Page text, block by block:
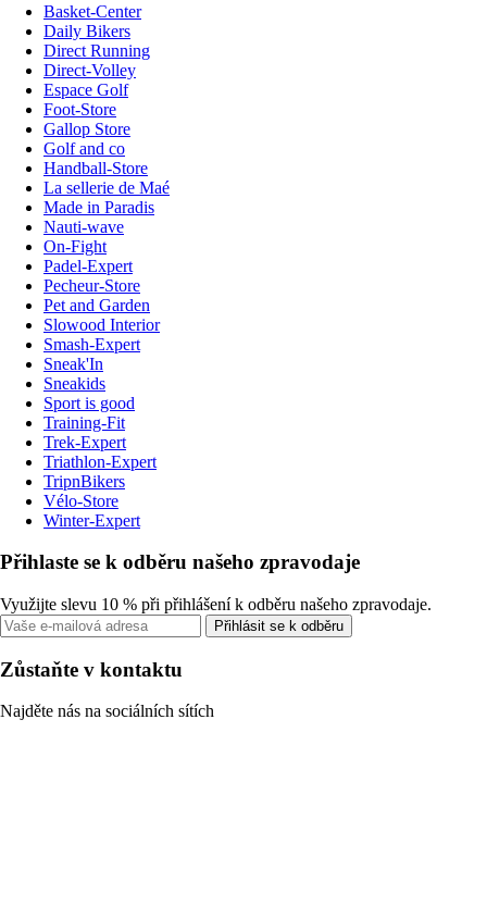
Basket-Center
Daily Bikers
Direct Running
Direct-Volley
Espace Golf
Foot-Store
Gallop Store
Golf and co
Handball-Store
La sellerie de Maé
Made in Paradis
Nauti-wave
On-Fight
Padel-Expert
Pecheur-Store
Pet and Garden
Slowood Interior
Smash-Expert
Sneak'In
Sneakids
Sport is good
Training-Fit
Trek-Expert
Triathlon-Expert
TripnBikers
Vélo-Store
Winter-Expert
Přihlaste se k odběru našeho zpravodaje
Využijte slevu 10 % při přihlášení k odběru našeho zpravodaje.
Přihlásit se k odběru
Zůstaňte v kontaktu
Najděte nás na sociálních sítích